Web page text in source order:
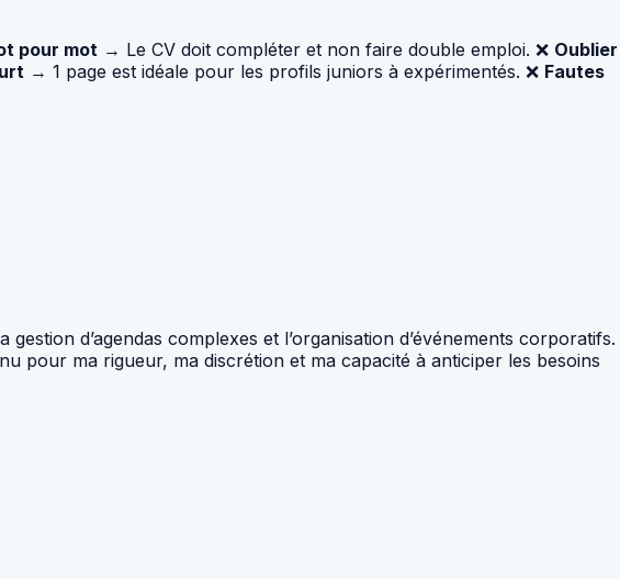
pour mot → Le CV doit compléter et non faire double emploi. ❌ Oublier
→ 1 page est idéale pour les profils juniors à expérimentés. ❌ Fautes
d’agendas complexes et l’organisation d’événements corporatifs.
pour ma rigueur, ma discrétion et ma capacité à anticiper les besoins